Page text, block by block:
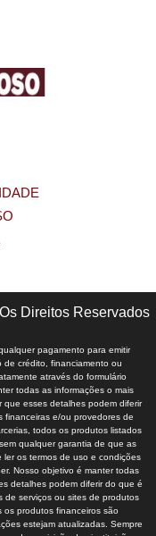
Direitos Reservados
pagamento para emitir
crédito, financiamento ou
através do formulário
todas as informações o mais
esses detalhes podem diferir
financeiras e/ou provedores de
todos os produtos listados
qualquer garantia de que as
ler os termos de uso e condições
Nosso objetivo é manter todas
detalhes podem diferir do que é
de serviços ou sites de produtos
produtos financeiros são
estejam atualizadas. Sempre